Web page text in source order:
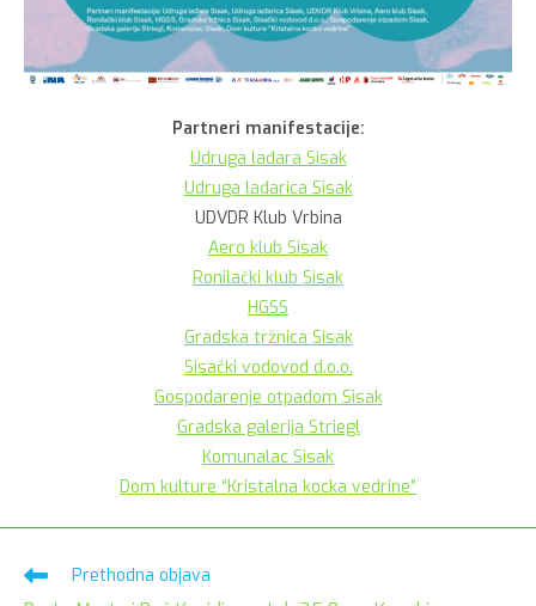
Partneri manifestacije:
Udruga lađara Sisak
Udruga lađarica Sisak
UDVDR Klub Vrbina
Aero klub Sisak
Ronilački klub Sisak
HGSS
Gradska tržnica Sisak
Sisački vodovod d.o.o.
Gospodarenje otpadom Sisak
Gradska galerija Striegl
Komunalac Sisak
Dom kulture “Kristalna kocka vedrine”
PročitajPrethodna objava